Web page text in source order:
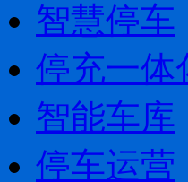
智慧停车
停充一体
智能车库
停车运营